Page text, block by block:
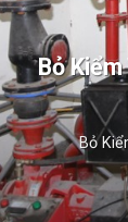
Bỏ
Bỏ